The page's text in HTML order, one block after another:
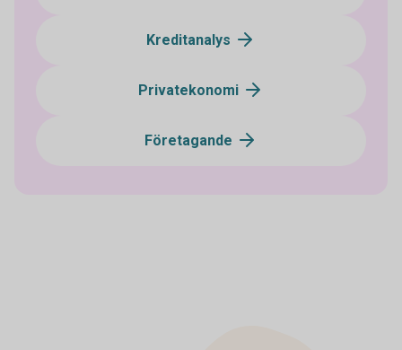
Kreditanalys
Privatekonomi
Företagande